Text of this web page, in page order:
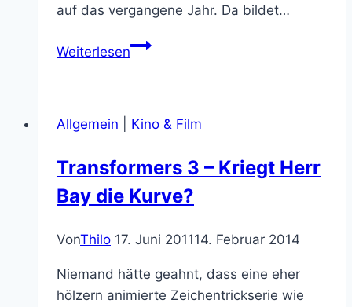
auf das vergangene Jahr. Da bildet…
WeiterlesenDie
2020
Filmrückblick
2019
Allgemein Kino & Film
Transformers 3 – Kriegt Herr
Bay die Kurve?
VonThilo 17. Juni 201114. Februar 2014
Niemand hätte geahnt, dass eine eher
hölzern animierte Zeichentrickserie wie